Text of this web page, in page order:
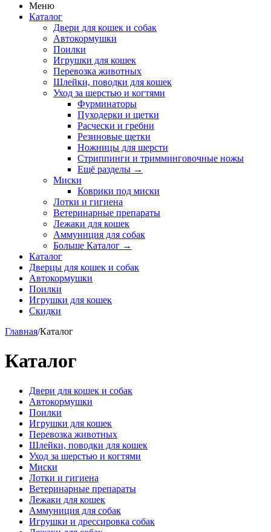
Меню
Каталог
Двери для кошек и собак
Автокормушки
Поилки
Игрушки для кошек
Перевозка животных
Шлейки, поводки для кошек
Уход за шерстью и когтями
Фурминаторы
Пуходерки и щетки
Расчески и гребни
Резиновые щетки
Ножницы для шерсти
Стриппинги и тримминговочные ножы
Ещё разделы →
Миски
Коврики под миски
Лотки и гигиена
Ветеринарные препараты
Лежаки для кошек
Аммуниция для собак
Больше Каталог →
Каталог
Дверцы для кошек и собак
Автокормушки
Поилки
Игрушки для кошек
Скидки
Главная/Каталог
Каталог
Двери для кошек и собак
Автокормушки
Поилки
Игрушки для кошек
Перевозка животных
Шлейки, поводки для кошек
Уход за шерстью и когтями
Миски
Лотки и гигиена
Ветеринарные препараты
Лежаки для кошек
Аммуниция для собак
Игрушки и дрессировка собак